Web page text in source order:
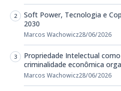
Soft Power, Tecnologia e
2030
Marcos Wachowicz28/06/2026
Propriedade Intelectual
criminalidade econômica
Marcos Wachowicz28/06/2026